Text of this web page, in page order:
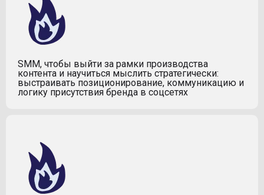
SMM, чтобы выйти за рамки производства
контента и научиться мыслить стратегически:
выстраивать позиционирование, коммуникацию и
логику присутствия бренда в соцсетях